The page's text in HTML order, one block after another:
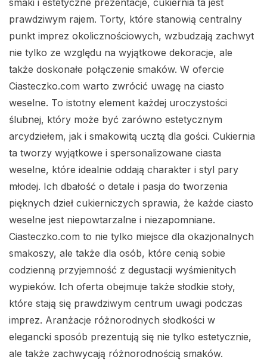
prawdziwym rajem. Torty, które stanowią centralny
punkt imprez okolicznościowych, wzbudzają zachwyt
nie tylko ze względu na wyjątkowe dekoracje, ale
także doskonałe połączenie smaków. W ofercie
Ciasteczko.com warto zwrócić uwagę na ciasto
weselne. To istotny element każdej uroczystości
ślubnej, który może być zarówno estetycznym
arcydziełem, jak i smakowitą ucztą dla gości. Cukiernia
ta tworzy wyjątkowe i spersonalizowane ciasta
weselne, które idealnie oddają charakter i styl pary
młodej. Ich dbałość o detale i pasja do tworzenia
pięknych dzieł cukierniczych sprawia, że każde ciasto
weselne jest niepowtarzalne i niezapomniane.
Ciasteczko.com to nie tylko miejsce dla okazjonalnych
smakoszy, ale także dla osób, które cenią sobie
codzienną przyjemność z degustacji wyśmienitych
wypieków. Ich oferta obejmuje także słodkie stoły,
które stają się prawdziwym centrum uwagi podczas
imprez. Aranżacje różnorodnych słodkości w
elegancki sposób prezentują się nie tylko estetycznie,
ale także zachwycają różnorodnością smaków.